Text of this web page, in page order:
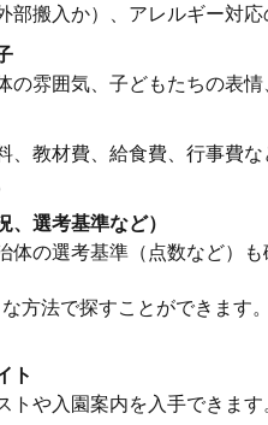
部搬入か）、アレルギー対
の雰囲気、子どもたちの表
、教材費、給食費、行事費
、選考基準など）
体の選考基準（点数など）も
方法で探すことができます。
ト
トや入園案内を入手できま